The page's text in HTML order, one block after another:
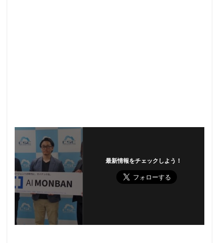
最新情報をチェックしよう！